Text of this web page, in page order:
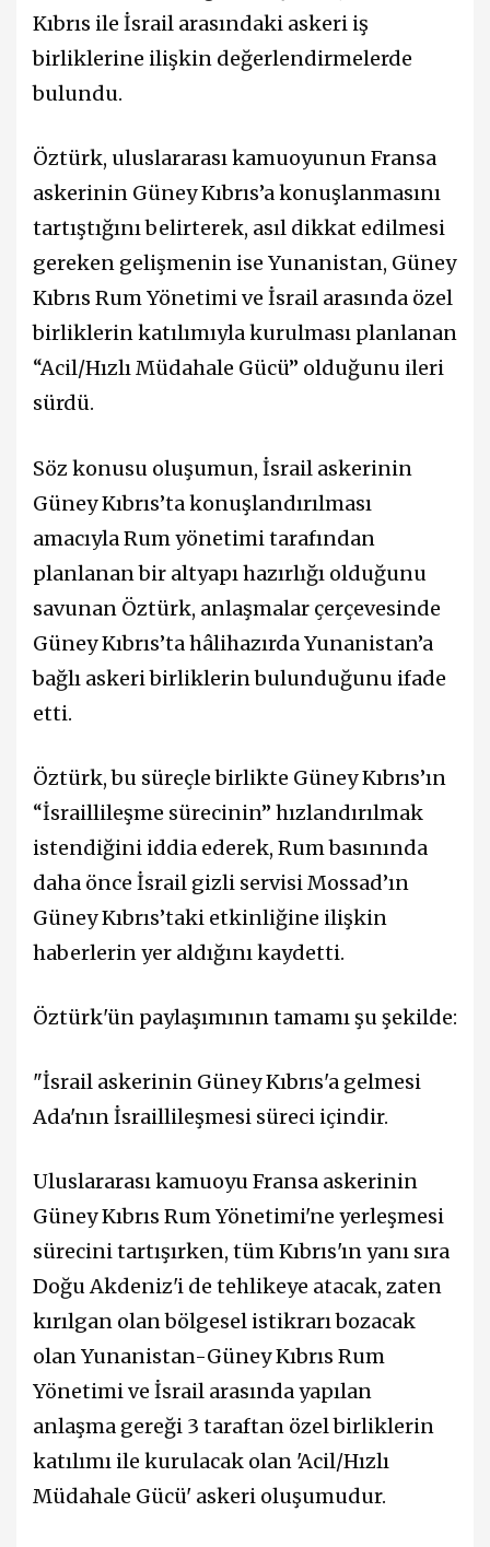
Kıbrıs ile İsrail arasındaki askeri iş
birliklerine ilişkin değerlendirmelerde
bulundu.
Öztürk, uluslararası kamuoyunun Fransa
askerinin Güney Kıbrıs’a konuşlanmasını
tartıştığını belirterek, asıl dikkat edilmesi
gereken gelişmenin ise Yunanistan, Güney
Kıbrıs Rum Yönetimi ve İsrail arasında özel
birliklerin katılımıyla kurulması planlanan
“Acil/Hızlı Müdahale Gücü” olduğunu ileri
sürdü.
Söz konusu oluşumun, İsrail askerinin
Güney Kıbrıs’ta konuşlandırılması
amacıyla Rum yönetimi tarafından
planlanan bir altyapı hazırlığı olduğunu
savunan Öztürk, anlaşmalar çerçevesinde
Güney Kıbrıs’ta hâlihazırda Yunanistan’a
bağlı askeri birliklerin bulunduğunu ifade
etti.
Öztürk, bu süreçle birlikte Güney Kıbrıs’ın
“İsraillileşme sürecinin” hızlandırılmak
istendiğini iddia ederek, Rum basınında
daha önce İsrail gizli servisi Mossad’ın
Güney Kıbrıs’taki etkinliğine ilişkin
haberlerin yer aldığını kaydetti.
Öztürk'ün paylaşımının tamamı şu şekilde:
"İsrail askerinin Güney Kıbrıs'a gelmesi
Ada'nın İsraillileşmesi süreci içindir.
Uluslararası kamuoyu Fransa askerinin
Güney Kıbrıs Rum Yönetimi'ne yerleşmesi
sürecini tartışırken, tüm Kıbrıs'ın yanı sıra
Doğu Akdeniz'i de tehlikeye atacak, zaten
kırılgan olan bölgesel istikrarı bozacak
olan Yunanistan-Güney Kıbrıs Rum
Yönetimi ve İsrail arasında yapılan
anlaşma gereği 3 taraftan özel birliklerin
katılımı ile kurulacak olan 'Acil/Hızlı
Müdahale Gücü' askeri oluşumudur.